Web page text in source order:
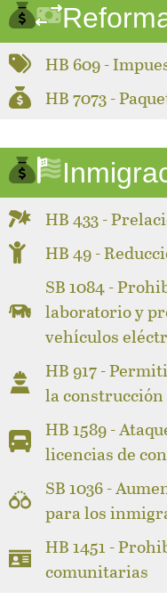
HB 609 -
HB 7073 -
HB 433 -
HB 49 -
SB 1084 -
laboratorio y
vehículos
HB 917 -
la construcción
HB 1589 -
licencias de
SB 1036 -
para los
HB 1451 -
comunitarias